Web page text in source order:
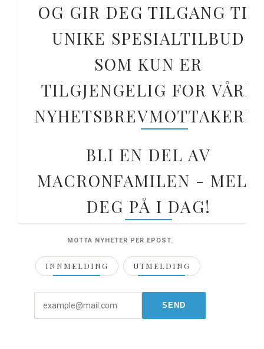
OG GIR DEG TILGANG TIL
UNIKE SPESIALTILBUD
SOM KUN ER
TILGJENGELIG FOR VÅRE
NYHETSBREVMOTTAKERE.
BLI EN DEL AV
MACRONFAMILEN - MELD
DEG PÅ I DAG!
MOTTA NYHETER PER EPOST.
INNMELDING UTMELDING